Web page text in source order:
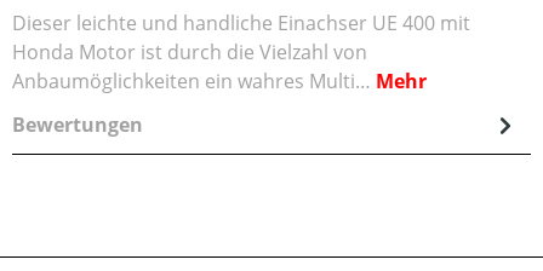
Dieser leichte und handliche Einachser UE 400 mit
Honda Motor ist durch die Vielzahl von
Anbaumöglichkeiten ein wahres Multi… Mehr
Bewertungen